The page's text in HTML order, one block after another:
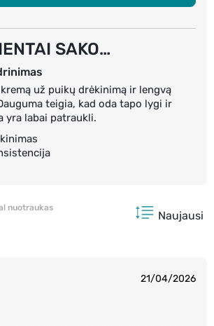
SAKO…
už puikų drėkinimą ir lengvą
teigia, kad oda tapo lygi ir
yra labai patraukli.
nuotraukas
Naujausi
21/04/2026